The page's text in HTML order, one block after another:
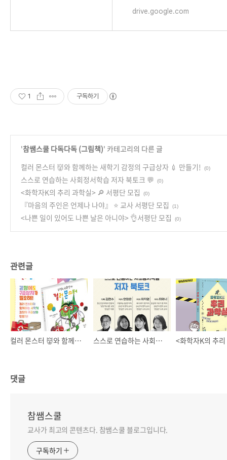
drive.google.com
1 구독하기
'참쌤스쿨 다독다독 (그림책)' 카테고리의 다른 글
컬러 몬스터 👹와 함께하는 새학기 감정의 구급상자 💉 만들기!
(0)
스스로 연습하는 사회정서학습 저자 북토크 💬 (0)
<화학자K의 추리 과학실> 🔎 서평단 모집 (0)
『마음의 주인은 언제나 나야』 ⭐ 교사 서평단 모집 (1)
<나쁜 일이 있어도 나쁜 날은 아니야> 👌서평단 모집 (0)
관련글
컬러 몬스터 👹와 함께하는 새학기 감정의 구급상자 💉 만들기! 스스로 연습하는 사회정서학습 저자 북토크 💬
댓글
참쌤스쿨
교사가 최고의 콘텐츠다. 참쌤스쿨 블로그입니다.
구독하기